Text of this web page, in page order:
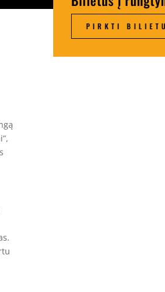
PIRKTI